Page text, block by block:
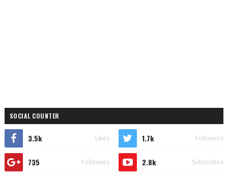
SOCIAL COUNTER
3.5k Likes 1.7k Followers
735 Followers 2.8k Subscribes